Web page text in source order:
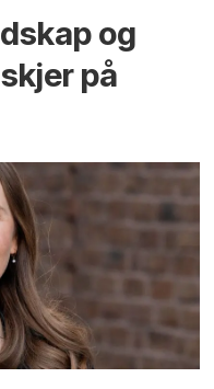
og
på